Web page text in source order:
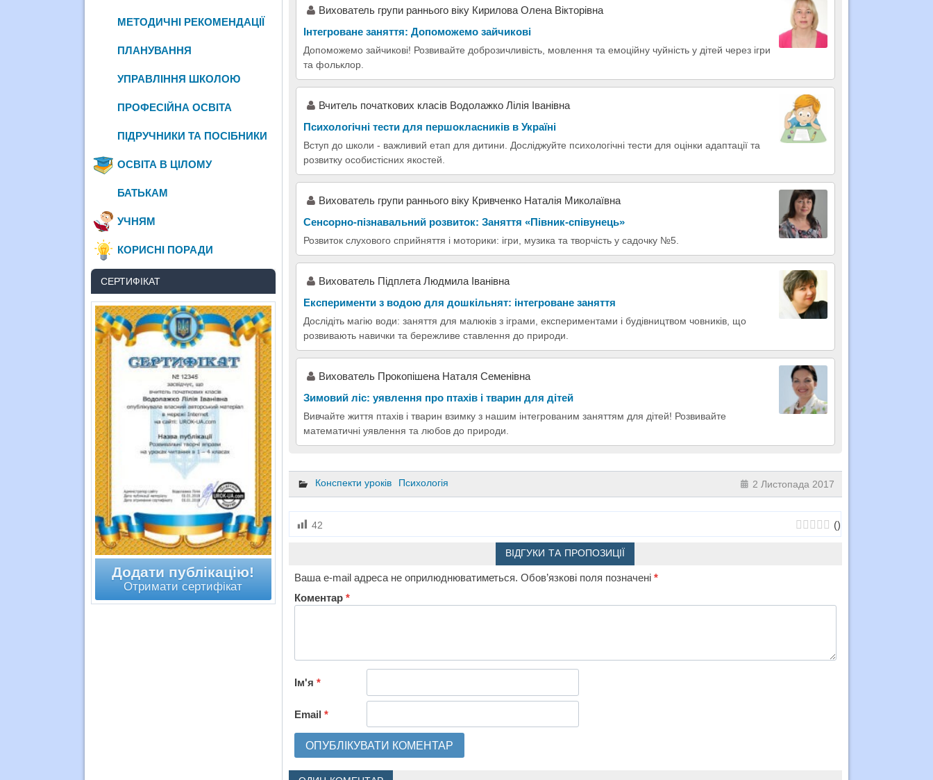
Вихователь групи раннього віку Кирилова Олена Вікторівна
Інтегроване заняття: Допоможемо зайчикові
Допоможемо зайчикові! Розвивайте доброзичливість, мовлення та емоційну чуйність у дітей через ігри
та фольклор.
Вчитель початкових класів Водолажко Лілія Іванівна
Психологічні тести для першокласників в Україні
Вступ до школи - важливий етап для дитини. Досліджуйте психологічні тести для оцінки адаптації та
розвитку особистісних якостей.
Вихователь групи раннього віку Кривченко Наталія Миколаївна
Сенсорно-пізнавальний розвиток: Заняття «Півник-співунець»
Розвиток слухового сприйняття і моторики: ігри, музика та творчість у садочку №5.
Вихователь Підплета Людмила Іванівна
Експерименти з водою для дошкільнят: інтегроване заняття
Дослідіть магію води: заняття для малюків з іграми, експериментами і будівництвом човників, що
розвивають навички та бережливе ставлення до природи.
Вихователь Прокопішена Наталя Семенівна
Зимовий ліс: уявлення про птахів і тварин для дітей
Вивчайте життя птахів і тварин взимку з нашим інтегрованим заняттям для дітей! Розвивайте
математичні уявлення та любов до природи.
Конспекти уроків Психологія 2 Листопада 2017
42 ()
ВІДГУКИ ТА ПРОПОЗИЦІЇ
Ваша e-mail адреса не оприлюднюватиметься. Обов’язкові поля позначені *
Коментар *
Ім'я *
Email *
МЕТОДИЧНІ РЕКОМЕНДАЦІЇ
ПЛАНУВАННЯ
УПРАВЛІННЯ ШКОЛОЮ
ПРОФЕСІЙНА ОСВІТА
ПІДРУЧНИКИ ТА ПОСІБНИКИ
ОСВІТА В ЦІЛОМУ
БАТЬКАМ
УЧНЯМ
КОРИСНІ ПОРАДИ
СЕРТИФІКАТ
Додати публікацію!
Отримати сертифікат